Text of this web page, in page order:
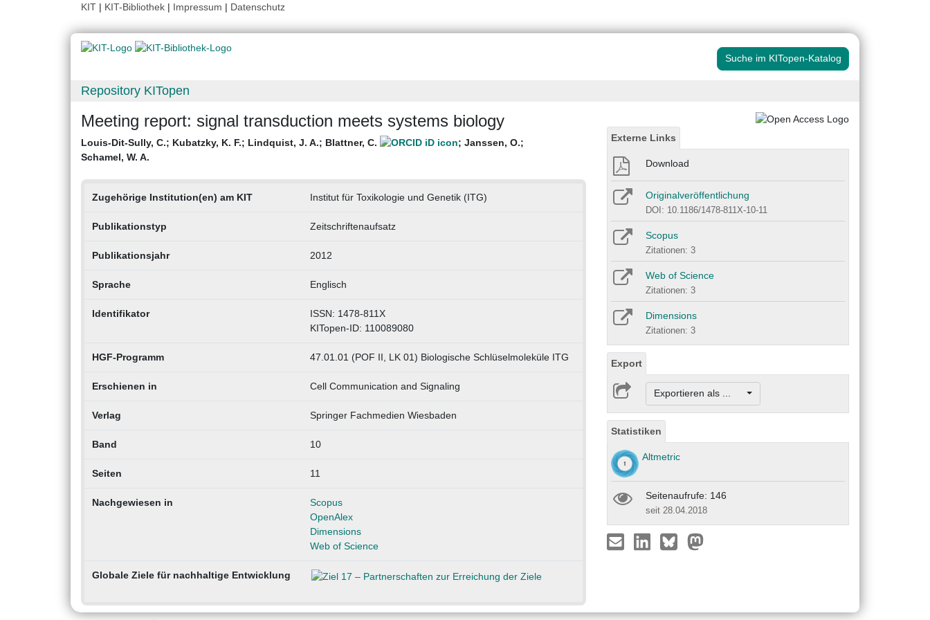
KIT | KIT-Bibliothek | Impressum | Datenschutz
Suche im KITopen-Katalog
Repository KITopen
Meeting report: signal transduction meets systems biology
Louis-Dit-Sully, C.; Kubatzky, K. F.; Lindquist, J. A.; Blattner, C. ; Janssen, O.;
Schamel, W. A.
Zugehörige Institution(en) am KIT Institut für Toxikologie und Genetik (ITG)
Publikationstyp Zeitschriftenaufsatz
Publikationsjahr 2012
Sprache Englisch
Identifikator
ISSN: 1478-811X
KITopen-ID: 110089080
HGF-Programm 47.01.01 (POF II, LK 01) Biologische Schlüselmoleküle ITG
Erschienen in Cell Communication and Signaling
Verlag Springer Fachmedien Wiesbaden
Band 10
Seiten 11
Nachgewiesen in
Scopus
OpenAlex
Dimensions
Web of Science
Globale Ziele für nachhaltige Entwicklung
Externe Links
Download
Originalveröffentlichung
DOI: 10.1186/1478-811X-10-11
Scopus
Zitationen: 3
Web of Science
Zitationen: 3
Dimensions
Zitationen: 3
Export
Exportieren als ...
Statistiken
Altmetric
Seitenaufrufe: 146
seit 28.04.2018